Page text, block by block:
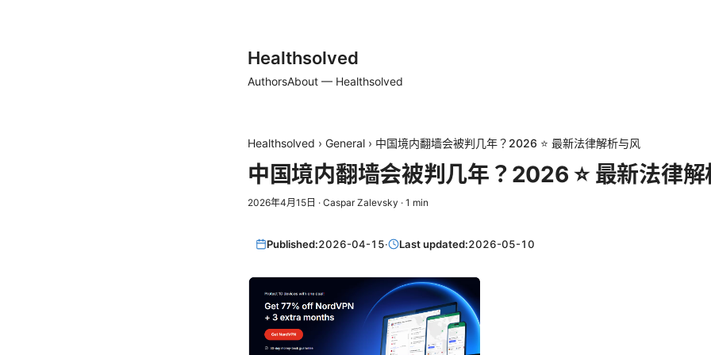
Healthsolved
AuthorsAbout — Healthsolved
Healthsolved › General › 中国境内翻墙会被判几年？2026 ⭐ 最新法律解析与风
中国境内翻墙会被判几年？2026 ⭐ 最新法律
2026年4月15日 · Caspar Zalevsky · 1 min
Published:2026-04-15· Last updated:2026-05-10